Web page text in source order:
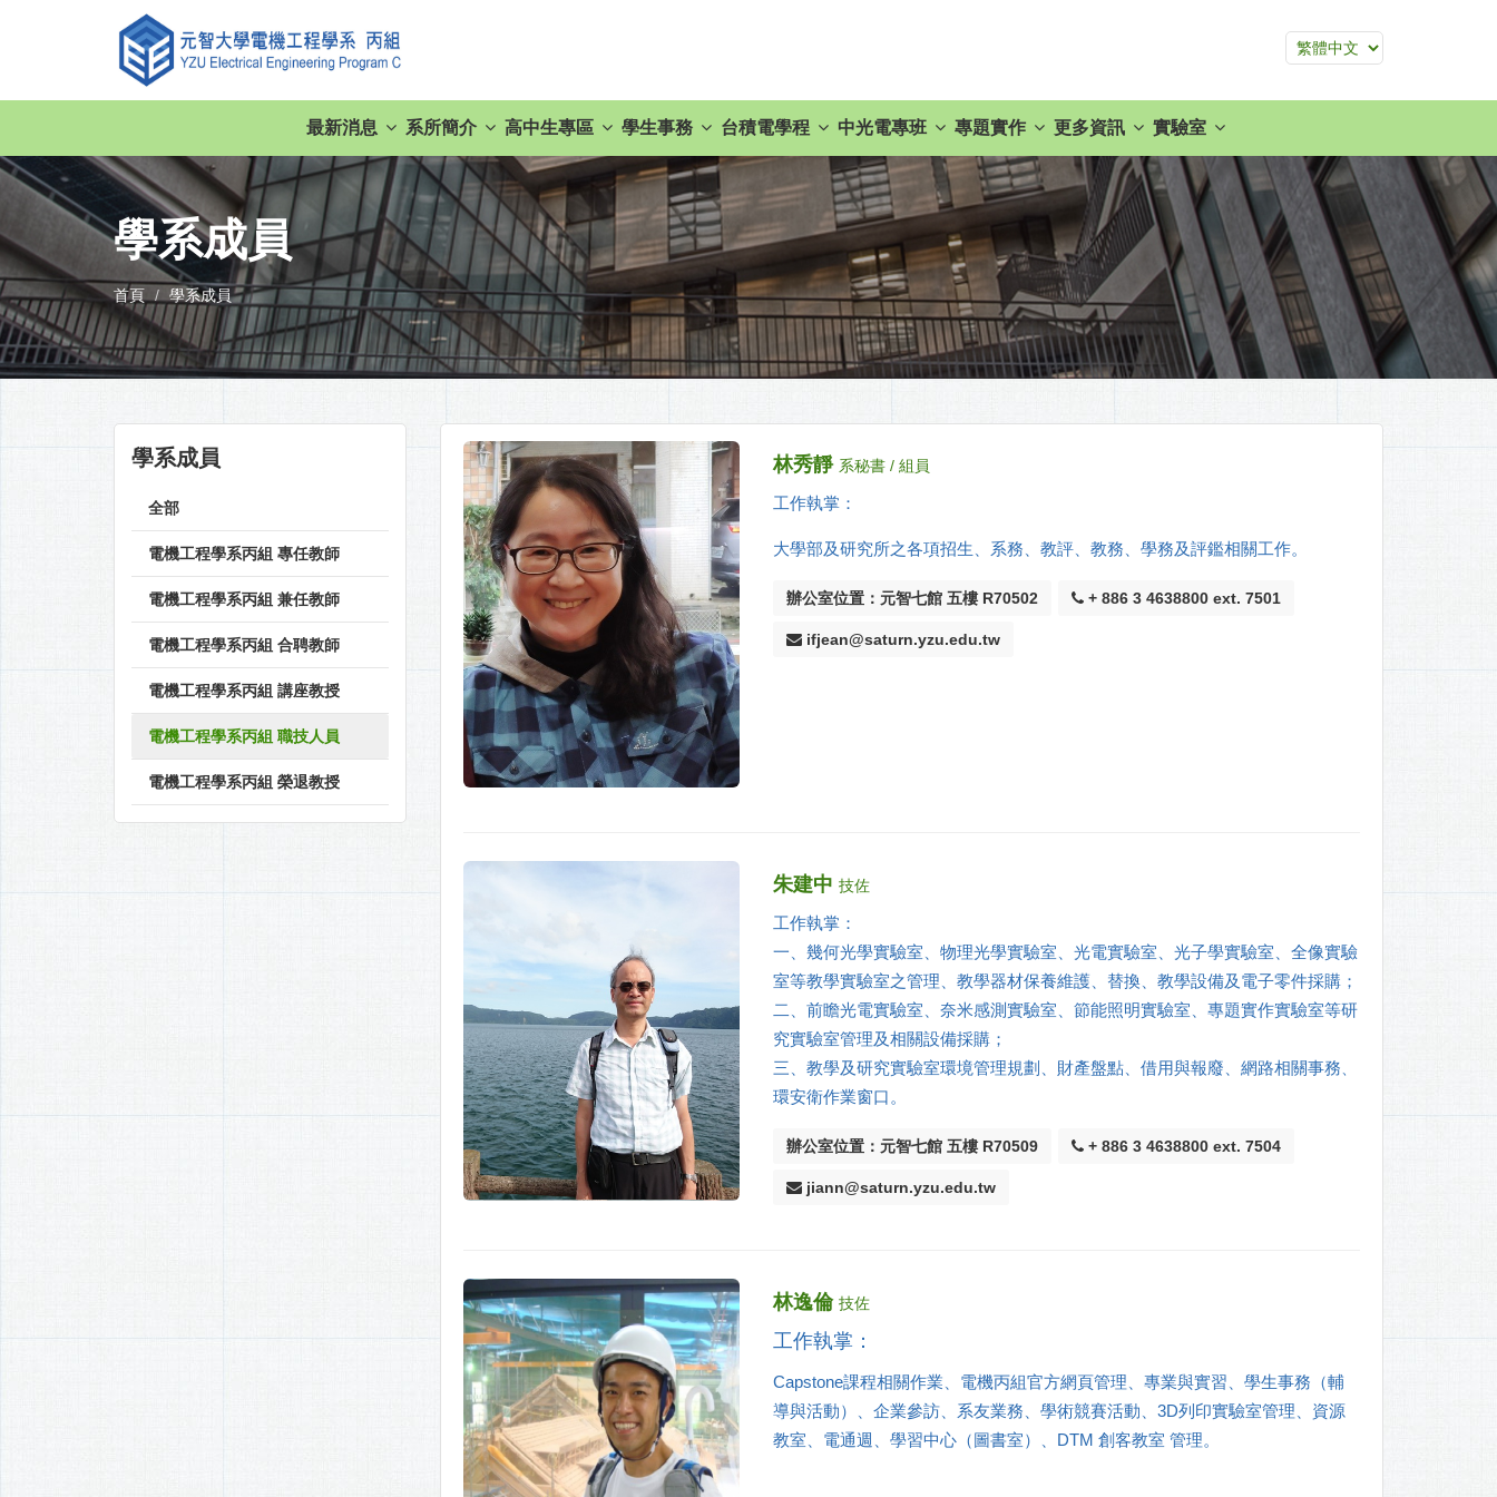
最新消息 系所簡介 高中生專區 學生事務 台積電學程 中光電專班 專題實作 更多資訊 實驗室
學系成員
首頁 學系成員
學系成員
全部
電機工程學系丙組 專任教師
電機工程學系丙組 兼任教師
電機工程學系丙組 合聘教師
電機工程學系丙組 講座教授
電機工程學系丙組 職技人員
電機工程學系丙組 榮退教授
林秀靜 系秘書 / 組員
工作執掌：
大學部及研究所之各項招生、系務、教評、教務、學務及評鑑相關工作。
辦公室位置：元智七館 五樓 R70502 + 886 3 4638800 ext. 7501
ifjean@saturn.yzu.edu.tw
朱建中 技佐
工作執掌：
一、幾何光學實驗室、物理光學實驗室、光電實驗室、光子學實驗室、全像實驗
室等教學實驗室之管理、教學器材保養維護、替換、教學設備及電子零件採購；
二、前瞻光電實驗室、奈米感測實驗室、節能照明實驗室、專題實作實驗室等研
究實驗室管理及相關設備採購；
三、教學及研究實驗室環境管理規劃、財產盤點、借用與報廢、網路相關事務
環安衛作業窗口 。
辦公室位置：元智七館 五樓 R70509 + 886 3 4638800 ext. 7504
jiann@saturn.yzu.edu.tw
林逸倫 技佐
工作執掌：
Capstone課程相關作業、電機丙組官方網頁管理、專業與實習、學生事務（輔
導與活動）、企業參訪、系友業務、學術競賽活動、3D列印實驗室管理、資源
教室、電通週、學習中心（圖書室）、DTM 創客教室 管理。